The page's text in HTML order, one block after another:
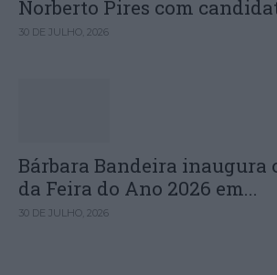
Norberto Pires com
30 DE JULHO, 2026
Bárbara Bandeira inaugura
da Feira do Ano 2026 em...
30 DE JULHO, 2026